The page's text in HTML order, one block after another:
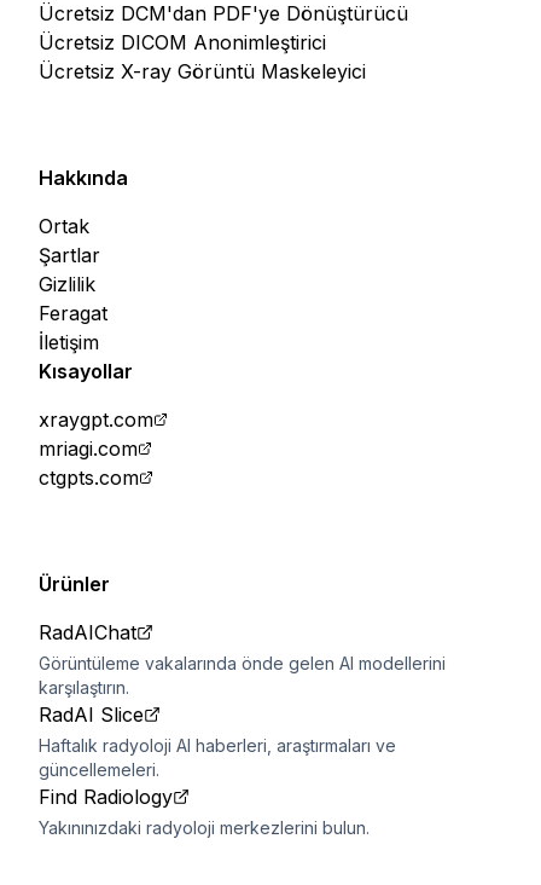
Ücretsiz DCM'dan PDF'ye Dönüştürücü
Ücretsiz DICOM Anonimleştirici
Ücretsiz X-ray Görüntü Maskeleyici
Hakkında
Ortak
Şartlar
Gizlilik
Feragat
İletişim
Kısayollar
xraygpt.com
mriagi.com
ctgpts.com
Ürünler
RadAIChat
Görüntüleme vakalarında önde gelen AI modellerini
karşılaştırın.
RadAI Slice
Haftalık radyoloji AI haberleri, araştırmaları ve
güncellemeleri.
Find Radiology
Yakınınızdaki radyoloji merkezlerini bulun.